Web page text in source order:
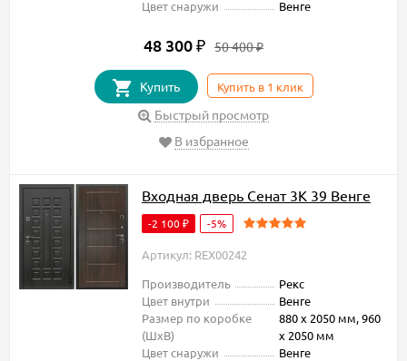
Цвет снаружи
Венге
48 300 ₽ 50 400₽
Купить Купить в 1 клик
Быстрый просмотр
В избранное
Входная дверь Сенат 3К 39 Венге
-2 100 ₽ -5%
Артикул: REX00242
Производитель
Рекс
Цвет внутри
Венге
Размер по коробке
(ШxВ)
880 х 2050 мм, 960
х 2050 мм
Цвет снаружи
Венге